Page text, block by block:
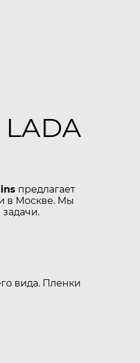
предлагает
в Москве. Мы
вида. Пленки